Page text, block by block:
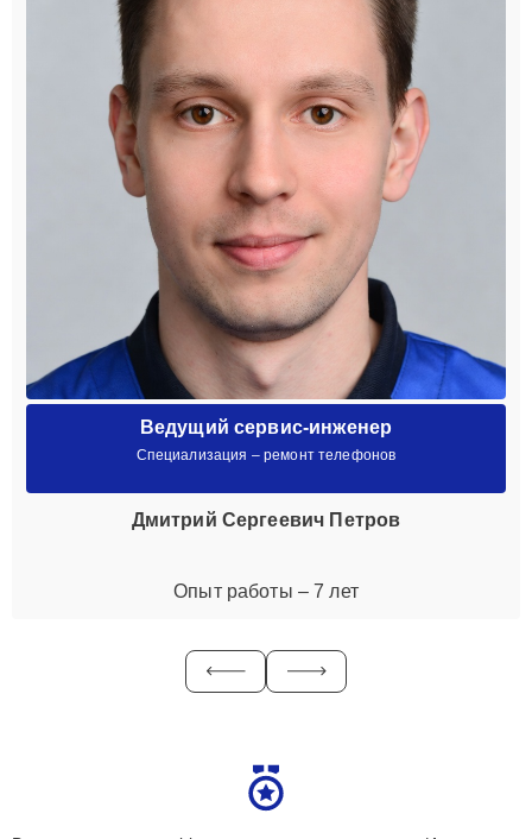
Ведущий сервис-инженер
Специализация – ремонт телефонов
Дмитрий Сергеевич Петров
Опыт работы – 7 лет